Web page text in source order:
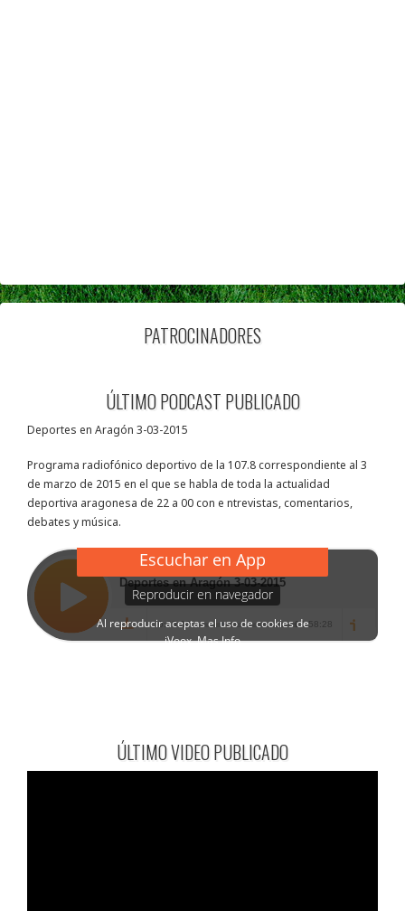
PATROCINADORES
ÚLTIMO PODCAST PUBLICADO
Deportes en Aragón 3-03-2015
Programa radiofónico deportivo de la 107.8 correspondiente al 3
de marzo de 2015 en el que se habla de toda la actualidad
deportiva aragonesa de 22 a 00 con e ntrevistas, comentarios,
debates y música.
ÚLTIMO VIDEO PUBLICADO